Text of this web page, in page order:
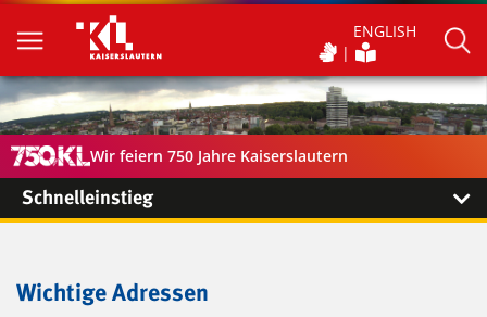
ENGLISH
Wir feiern 750 Jahre Kaiserslautern
Schnelleinstieg
Wichtige Adressen